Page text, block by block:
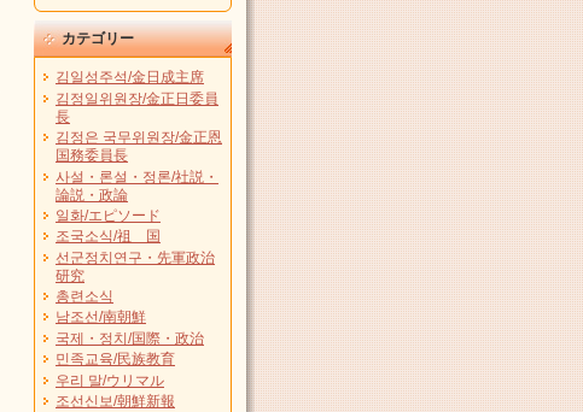
カテゴリー
김일성주석/金日成主席
김정일위원장/金正日委員
長
김정은 국무위원장/金正恩
国務委員長
사설・론설・정론/社説・
論説・政論
일화/エピソード
조국소식/祖 国
선군정치연구・先軍政治
研究
총련소식
남조선/南朝鮮
국제・정치/国際・政治
민족교육/民族教育
우리 말/ウリマル
조선신보/朝鮮新報